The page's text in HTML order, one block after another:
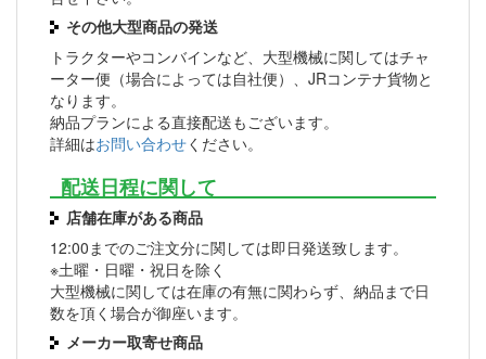
その他大型商品の発送
トラクターやコンバインなど、大型機械に関してはチャ
ーター便（場合によっては自社便）、JRコンテナ貨物と
なります。
納品プランによる直接配送もございます。
詳細はお問い合わせください。
配送日程に関して
店舗在庫がある商品
12:00までのご注文分に関しては即日発送致します。
※土曜・日曜・祝日を除く
大型機械に関しては在庫の有無に関わらず、納品まで日
数を頂く場合が御座います。
メーカー取寄せ商品